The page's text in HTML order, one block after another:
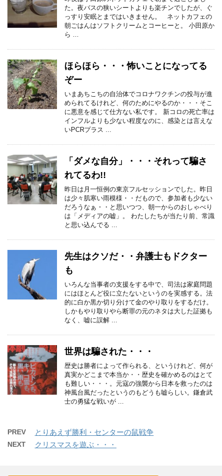
た。夜バスの狭いシートよりも楽チンでしたが、ぐ
っすり安眠とまではいきません。 ネットカフェの
朝ごはんはソフトクリームとコーヒーと。 小田原か
ら ...
ほらほら・・・怖いことになってる
ぞー
いまあちこちの自治体でコロナワクチンの投与が進
められてるけれど、何のためにやるのか・・・そこ
に悪意を感じて仕方ない私です。 新コロの死亡率は
インフルよりも少ない程度なのに、感染とは言えな
いPCRプラス ...
「ダメな自分」・・・それって騙さ
れてるわ!!
昨日は月一恒例の東京フルセッションでした。昨日
は少々肌寒い雨模様・・だもので、参加者も少ない
だろうなぁ・・と思いつつ、朝一からのおしゃべり
は「メディアの嘘」。 わたしたちが当たり前、常識
と思い込んでる ...
先生はクソだ・・弁護士もドクター
も
いろんな当事者の支援をする中で、司法は家庭問題
にはほとんど役に立たないというのを実感する。法
的に白か黒か切り分けて金のやり取りをするだけ。
しかもやり取りやら断罪の元のネタは大した証拠も
なく、嘘に誤解 ...
世界は騙された・・・
歴史は勝者によって作られる、というけれど、何が
真実かどこまで本当か・・歴史を確かめるのはとて
も難しい・・・。元寇の強襲から日本を救ったのは
神風台風だったというのもどうも嘘らしい。鎌倉武
士の勇猛な戦いが ...
PREV とりあえず勝利・センターの鼠戦争
NEXT クリスマスを遊ぶ・・・